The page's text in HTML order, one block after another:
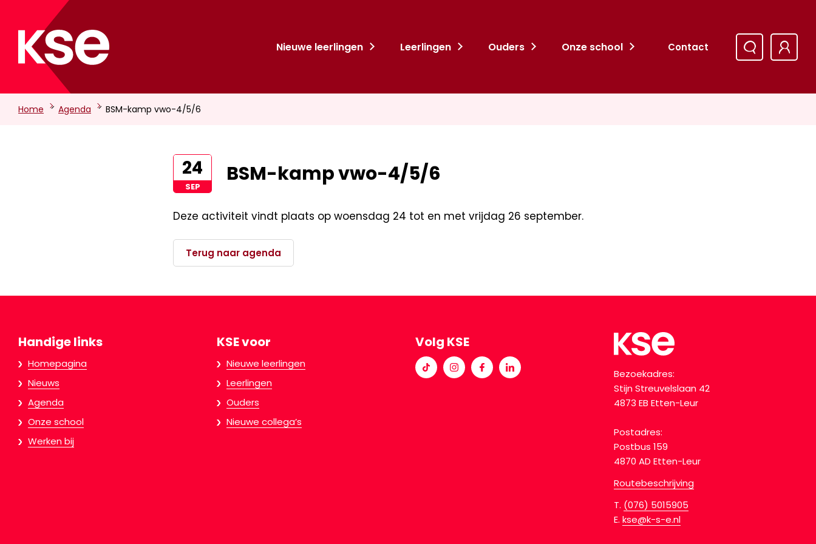
Nieuwe leerlingen Leerlingen Ouders Onze school Contact
Home -Agenda -BSM-kamp vwo-4/5/6
24
SEP
BSM-kamp vwo-4/5/6
Deze activiteit vindt plaats op woensdag 24 tot en met vrijdag 26 september.
Terug naar agenda
Handige links
Homepagina
Nieuws
Agenda
Onze school
Werken bij
KSE voor
Nieuwe leerlingen
Leerlingen
Ouders
Nieuwe collega’s
Volg KSE
Bezoekadres:
Stijn Streuvelslaan 42
4873 EB Etten-Leur
Postadres:
Postbus 159
4870 AD Etten-Leur
Routebeschrijving
T. (076) 5015905
E. kse@k-s-e.nl